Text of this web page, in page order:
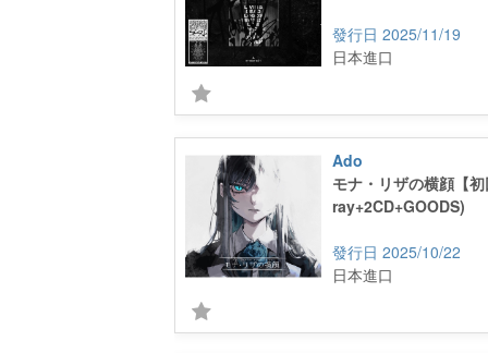
2025/11/19
日本進口
Ado
モナ・リザの横顔【
ray+2CD+GOODS)
2025/10/22
日本進口